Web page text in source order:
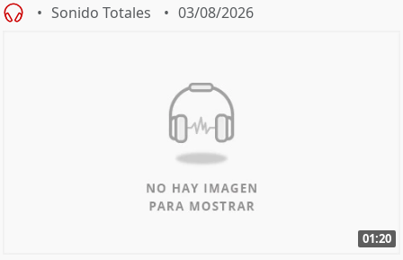
Sonido Totales 03/08/2026
01:20